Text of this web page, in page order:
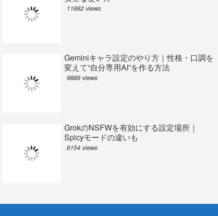
11882 views
Geminiキャラ設定のやり方｜性格・口調を
変えて“自分専用AI”を作る方法
9889 views
GrokのNSFWを有効にする設定場所｜
Spicyモードの違いも
6154 views